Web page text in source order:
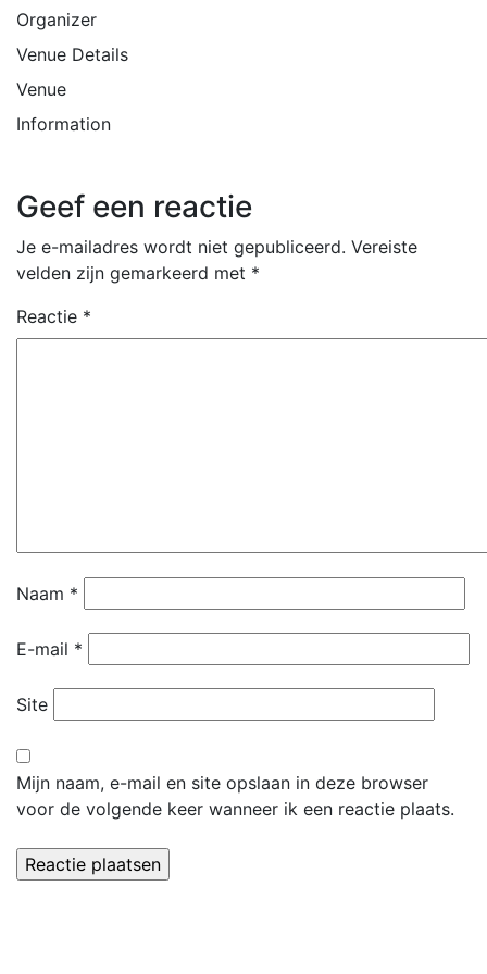
Organizer
Venue Details
Venue
Information
Geef een reactie
Je e-mailadres wordt niet gepubliceerd. Vereiste
velden zijn gemarkeerd met *
Reactie *
Naam *
E-mail *
Site
Mijn naam, e-mail en site opslaan in deze browser
voor de volgende keer wanneer ik een reactie plaats.